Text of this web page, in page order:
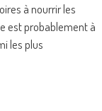
à nourrir les
est probablement à
les plus